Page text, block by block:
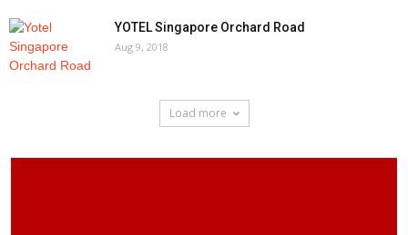
YOTEL Singapore Orchard Road
Aug 9, 2018
Load more